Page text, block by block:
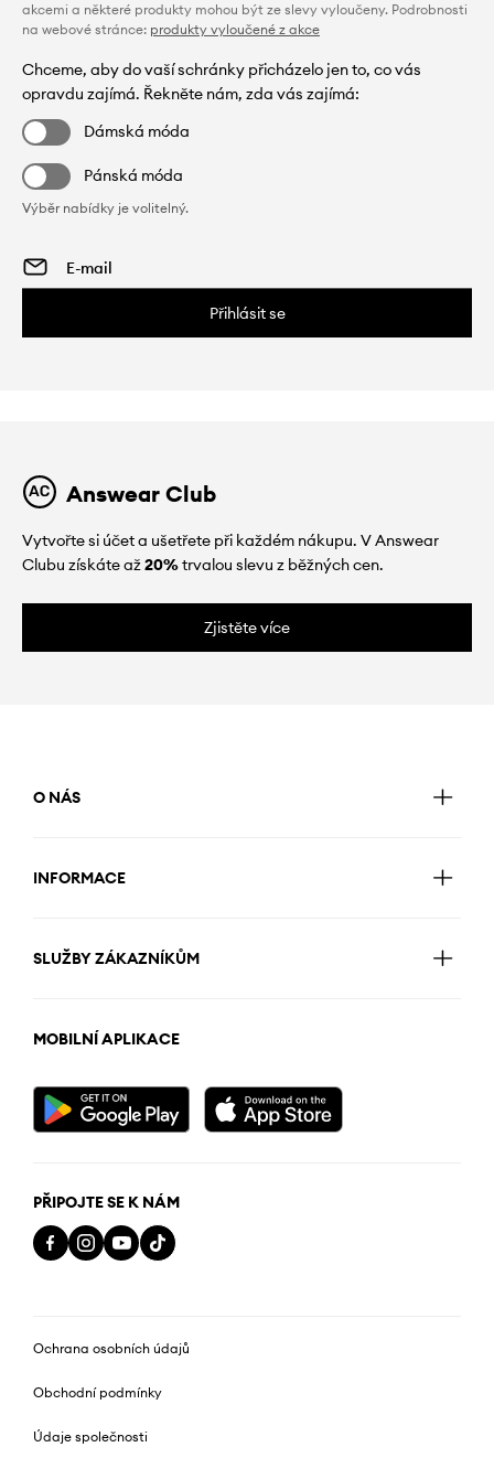
akcemi a některé produkty mohou být ze slevy vyloučeny. Podrobnosti
na webové stránce: produkty vyloučené z akce
Chceme, aby do vaší schránky přicházelo jen to, co vás
opravdu zajímá. Řekněte nám, zda vás zajímá:
Dámská móda
Pánská móda
Výběr nabídky je volitelný.
Přihlásit se
Answear Club
Vytvořte si účet a ušetřete při každém nákupu. V Answear
Clubu získáte až20%trvalou slevu z běžných cen.
Zjistěte více
O NÁS
INFORMACE
SLUŽBY ZÁKAZNÍKŮM
MOBILNÍ APLIKACE
PŘIPOJTE SE K NÁM
Ochrana osobních údajů
Obchodní podmínky
Údaje společnosti